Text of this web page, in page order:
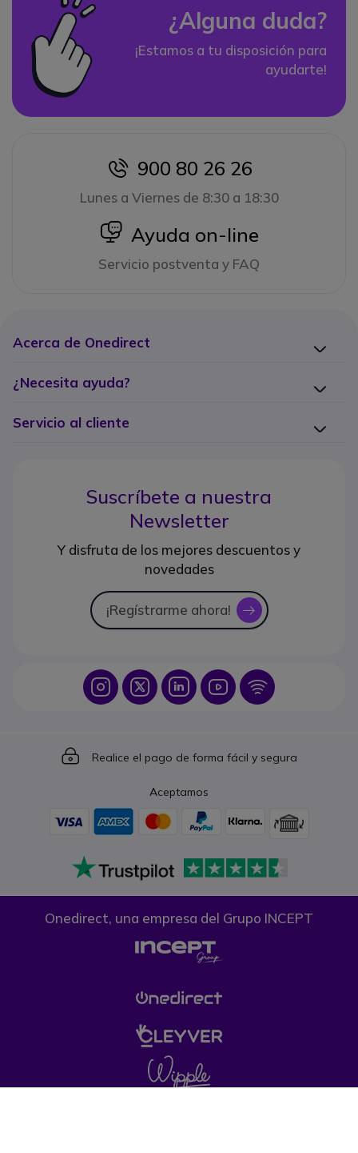
¿Alguna duda?
¡Estamos a tu disposición para
ayudarte!
icon
900 80 26 26
Lunes a Viernes de 8:30 a 18:30
icon
Ayuda on-line
Servicio postventa y FAQ
Acerca de Onedirect
¿Necesita ayuda?
Servicio al cliente
Suscríbete a nuestra
Newsletter
Y disfruta de los mejores descuentos y
novedades
¡Regístrarme ahora! icon
Icon IconIcon Icon Icon
Icon
Realice el pago de forma fácil y segura
Aceptamos
Onedirect, una empresa del Grupo INCEPT